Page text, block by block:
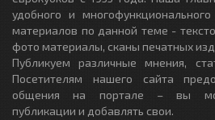
удобного и
материалов по данной теме -
фото материалы, сканы печатных
Публикуем различные мнения,
Посетителям нашего сайта
общения на портале – вы
публикации и добавлять свои.